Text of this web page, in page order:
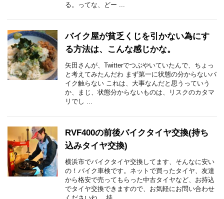
る。ってな、どー ...
バイク屋が貧乏くじを引かない為にす
る方法は、こんな感じかな。
矢田さんが、Twitterでつぶやいていたんで、ちょっ
と考えてみたんだわ まず第一に状態の分からないバ
イク触らない これは、大事なんだと思うっていう
か、まじ、状態分からないものは、リスクのカタマ
リでし ...
RVF400の前後バイクタイヤ交換(持ち
込みタイヤ交換)
横浜市でバイクタイヤ交換してます、そんなに安い
の！バイク車検です。ネットで買ったタイヤ、友達
から格安で売ってもらった中古タイヤなど、お持込
でタイヤ交換できますので、お気軽にお問い合わせ